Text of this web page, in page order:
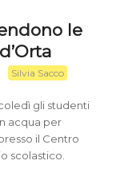
le
Silvia Sacco
gli studenti
acqua per
il Centro
scolastico.